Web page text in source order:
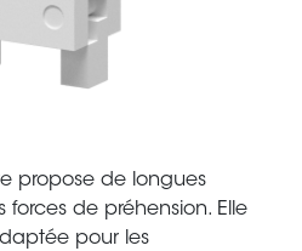
propose de longues
de préhension. Elle
pour les